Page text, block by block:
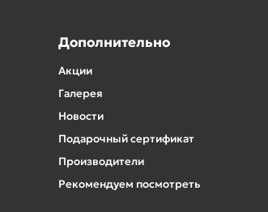
Дополнительно
Акции
Галерея
Новости
Подарочный сертификат
Производители
Рекомендуем посмотреть